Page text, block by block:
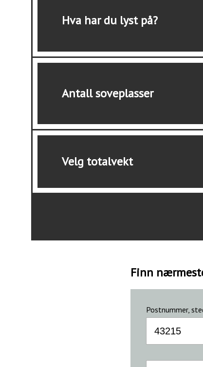
Hva har du lyst på?
Antall soveplasser
Velg totalvekt
Finn
Postnummer,